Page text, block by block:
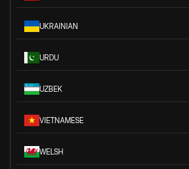
UKRAINIAN
URDU
UZBEK
VIETNAMESE
WELSH